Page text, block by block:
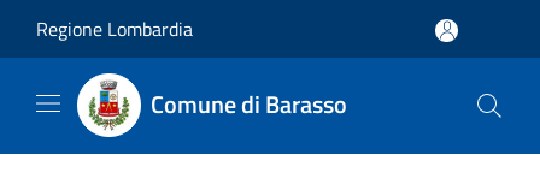
Regione Lombardia
Comune di Barasso